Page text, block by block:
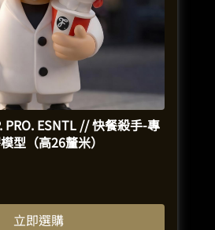
PRO. ESNTL // 快餐殺手-專
型（高26釐米）
立即選購